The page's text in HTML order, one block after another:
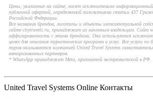
Цены, указанные на сайте, носят исключительно
публичной офертой, определяемой положениями статьи 437
Российской Федерации.
Все названия брендов, логотипы и объекты интеллектуальной
сайте citytravels.ru, принадлежат их законным владельцам. Сайт
аффилированность с этими брендами. Они используются
целях для описания туристических программ и услуг. Все услуги по
туров оказываются компанией United Travel Systems
авторизованных партнеров.
* WhatsApp принадлежит Meta, признанной экстремистской в РФ.
United Travel Systems Online Контакты